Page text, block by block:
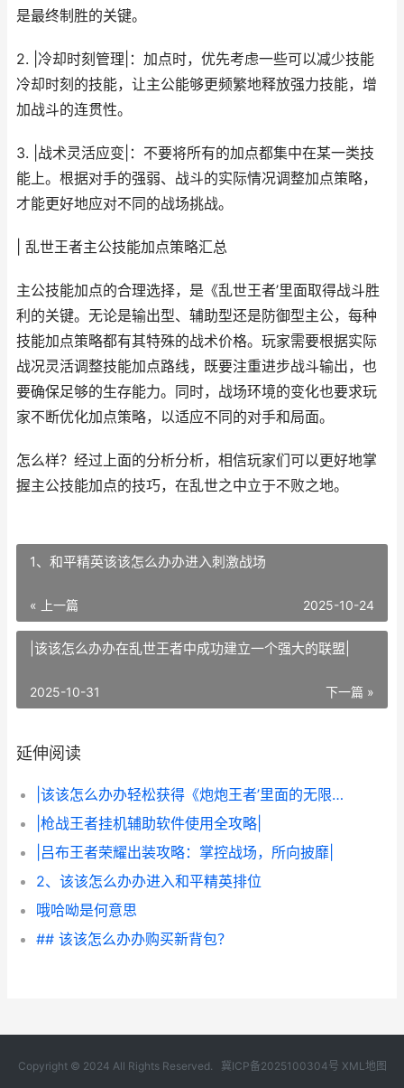
是最终制胜的关键。
2. |冷却时刻管理|：加点时，优先考虑一些可以减少技能
冷却时刻的技能，让主公能够更频繁地释放强力技能，增
加战斗的连贯性。
3. |战术灵活应变|：不要将所有的加点都集中在某一类技
能上。根据对手的强弱、战斗的实际情况调整加点策略，
才能更好地应对不同的战场挑战。
| 乱世王者主公技能加点策略汇总
主公技能加点的合理选择，是《乱世王者’里面取得战斗胜
利的关键。无论是输出型、辅助型还是防御型主公，每种
技能加点策略都有其特殊的战术价格。玩家需要根据实际
战况灵活调整技能加点路线，既要注重进步战斗输出，也
要确保足够的生存能力。同时，战场环境的变化也要求玩
家不断优化加点策略，以适应不同的对手和局面。
怎么样？经过上面的分析分析，相信玩家们可以更好地掌
握主公技能加点的技巧，在乱世之中立于不败之地。
1、和平精英该该怎么办办进入刺激战场
« 上一篇 2025-10-24
|该该怎么办办在乱世王者中成功建立一个强大的联盟|
下一篇 »
2025-10-31
延伸阅读
|该该怎么办办轻松获得《炮炮王者’里面的无限金币和星星|
|枪战王者挂机辅助软件使用全攻略|
|吕布王者荣耀出装攻略：掌控战场，所向披靡|
2、该该怎么办办进入和平精英排位
哦哈呦是何意思
## 该该怎么办办购买新背包？
Copyright © 2024 All Rights Reserved. 冀ICP备2025100304号 XML地图